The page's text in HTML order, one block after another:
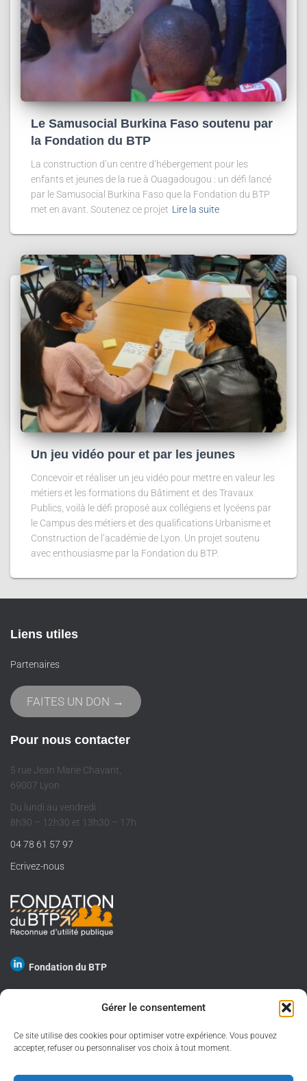
Gérer le consentement
Ce site utilise des cookies pour optimiser votre expérience. Vous pouvez
accepter, refuser ou personnaliser vos choix à tout moment.
Le Samusocial Burkina Faso soutenu par
la Fondation du BTP
La construction d’un centre d’hébergement pour les
enfants et jeunes de la rue à Ouagadougou : un défi lancé
par le Samusocial Burkina Faso que la Fondation du BTP
met en avant. Soutenez ce projet Lire la suite
Un jeu vidéo pour et par les jeunes
Concevoir et réaliser un jeu vidéo pour mettre en valeur les
métiers et les formations du Bâtiment et des Travaux
Publics, voilà le défi proposé aux collégiens et lycéens par
le Campus des métiers et des qualifications Urbanisme et
Construction de l’académie de Lyon. Un projet soutenu
avec enthousiasme par la Fondation du BTP.
Liens utiles
Partenaires
FAITES UN DON →
Pour nous contacter
5 rue Jean Marie Chavant,
69007 Lyon
Du lundi au vendredi :
8h30 – 12h30 et 13h30 – 17h
04 78 61 57 97
Ecrivez-nous
Fondation du BTP
GESTION DES COOKIES